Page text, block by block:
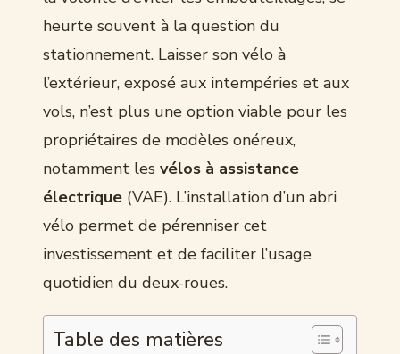
heurte souvent à la question du
stationnement. Laisser son vélo à
l’extérieur, exposé aux intempéries et aux
vols, n’est plus une option viable pour les
propriétaires de modèles onéreux,
notamment les vélos à assistance
électrique (VAE). L’installation d’un abri
vélo permet de pérenniser cet
investissement et de faciliter l’usage
quotidien du deux-roues.
Table des matières